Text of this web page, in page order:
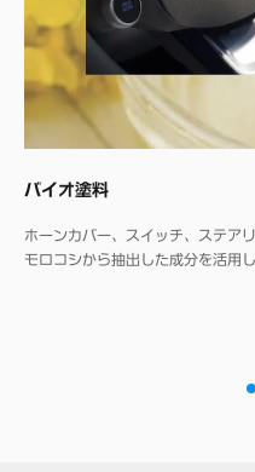
バイオ塗料
ホーンカバー、スイッチ、ステア
モロコシから抽出した成分を活用